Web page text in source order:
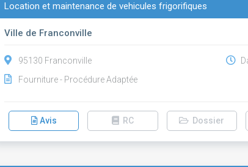
Location et maintenance de vehicules frigorifiques
Ville de Franconville
95130 Franconville
Fourniture - Procédure Adaptée
Avis RC Dossier